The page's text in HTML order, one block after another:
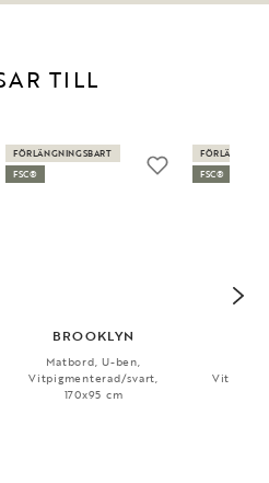
TILL
BROOKLYN
Matbord, U-ben,
Vitpigmenterad/svart,
170x95 cm
FÖRLÄNGNINGSBART
FSC®
FSC®